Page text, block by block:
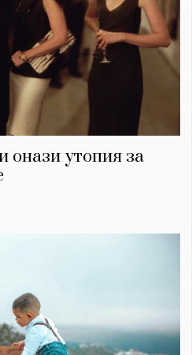
онази утопия за